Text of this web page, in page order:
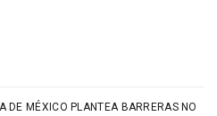
DE MÉXICO PLANTEA BARRERAS NO